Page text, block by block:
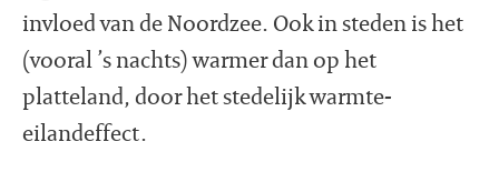
invloed van de Noordzee. Ook in steden is het
(vooral ’s nachts) warmer dan op het
platteland, door het stedelijk warmte-
eilandeffect.